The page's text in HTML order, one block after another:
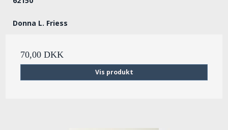
Donna L. Friess
70,00 DKK
Vis produkt